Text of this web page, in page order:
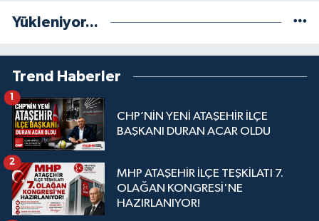
Yükleniyor...
Trend Haberler
CHP’NİN YENİ ATAŞEHİR İLÇE
BAŞKANI DURAN ACAR OLDU
1
MHP ATAŞEHİR İLÇE TEŞKİLATI 7.
OLAĞAN KONGRESİ'NE
HAZIRLANIYOR!
2